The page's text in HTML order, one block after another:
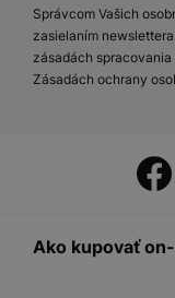
Správcom Vašich
zasielaním
zásadách
Zásadách ochrany
Ako kupovať